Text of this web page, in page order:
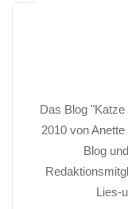
Das Blog
2010 von
Blog
Lies-